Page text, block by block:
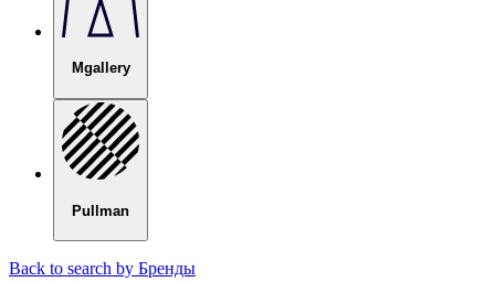
Mgallery
Pullman
Back to search by Бренды